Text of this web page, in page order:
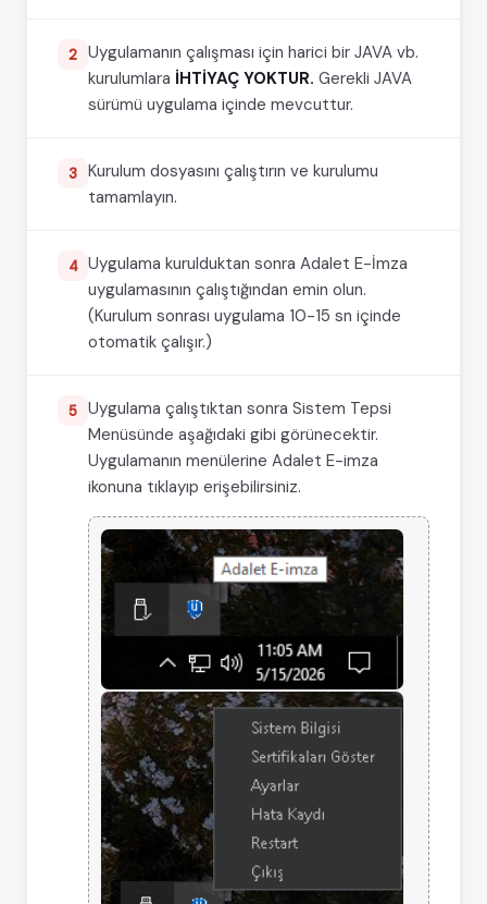
2 Uygulamanın çalışması için harici bir JAVA vb.
kurulumlara İHTİYAÇ YOKTUR. Gerekli JAVA
sürümü uygulama içinde mevcuttur.
3 Kurulum dosyasını çalıştırın ve kurulumu
tamamlayın.
4 Uygulama kurulduktan sonra Adalet E-İmza
uygulamasının çalıştığından emin olun.
(Kurulum sonrası uygulama 10-15 sn içinde
otomatik çalışır.)
5 Uygulama çalıştıktan sonra Sistem Tepsi
Menüsünde aşağıdaki gibi görünecektir.
Uygulamanın menülerine Adalet E-imza
ikonuna tıklayıp erişebilirsiniz.